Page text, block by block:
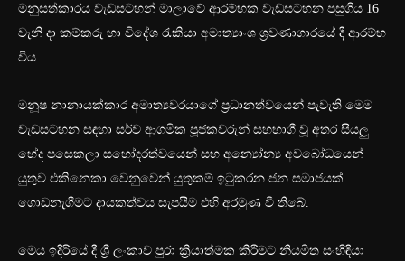
මනුසත්කාරය වැඩසටහන් මාලාවේ ආරම්භක වැඩසටහන පසුගිය 16
වැනි දා කම්කරු හා විදේශ රැකියා අමාත්‍යාංශ ශ්‍රවණාගාරයේ දී ආරම්භ
විය.
මනූෂ නානායක්කාර අමාත්‍යවරයාගේ ප්‍රධානත්වයෙන් පැවැති මෙම
වැඩසටහන සඳහා සර්ව ආගමික පූජකවරුන් සහභාගී වූ අතර සියලු
භේද පසෙකලා සහෝදරත්වයෙන් සහ අන්‍යෝන්‍ය අවබෝධයෙන්
යුතුව එකිනෙකා වෙනුවෙන් යුතුකම් ඉටුකරන ජන සමාජයක්
ගොඩනැගීමට දායකත්වය සැපයීම එහි අරමුණ වී තිබේ.
මෙය ඉදිරියේ දී ශ්‍රී ලංකාව පුරා ක්‍රියාත්මක කිරීමට නියමිත සංහිඳියා